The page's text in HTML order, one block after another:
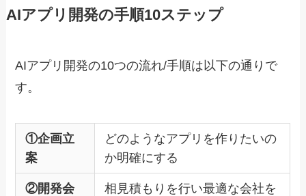
AIアプリ開発の手順10ステップ
AIアプリ開発の10つの流れ/手順は以下の通りで
す。
①企画立
案
どのようなアプリを作りたいの
か明確にする
②開発会
相見積もりを行い最適な会社を